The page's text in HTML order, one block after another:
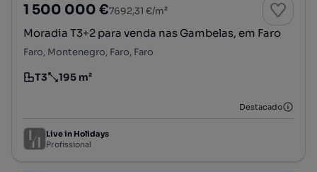
1 500 000 €7692,31 €/m²
Moradia T3+2 para venda nas Gambelas, em Faro
Faro, Montenegro, Faro, Faro
Tipologia
T3
Preço por metro quadrado
195 m²
Destacado
Live in Holidays
Profissional